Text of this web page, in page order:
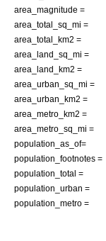
area_magnitude =
area_total_sq_mi =
area_total_km2 =
area_land_sq_mi =
area_land_km2 =
area_urban_sq_mi =
area_urban_km2 =
area_metro_km2 =
area_metro_sq_mi =
population_as_of=
population_footnotes =
population_total =
population_urban =
population_metro =